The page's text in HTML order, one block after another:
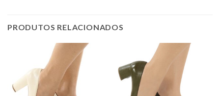
PRODUTOS RELACIONADOS